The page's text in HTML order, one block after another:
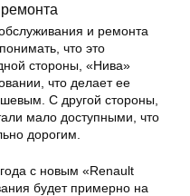
и ремонта
что это
стороны, «Нива»
что делает ее
С другой стороны,
мало доступными, что
дорогим.
с новым «Renault
будет примерно на